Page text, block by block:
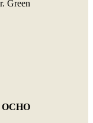
OCHO